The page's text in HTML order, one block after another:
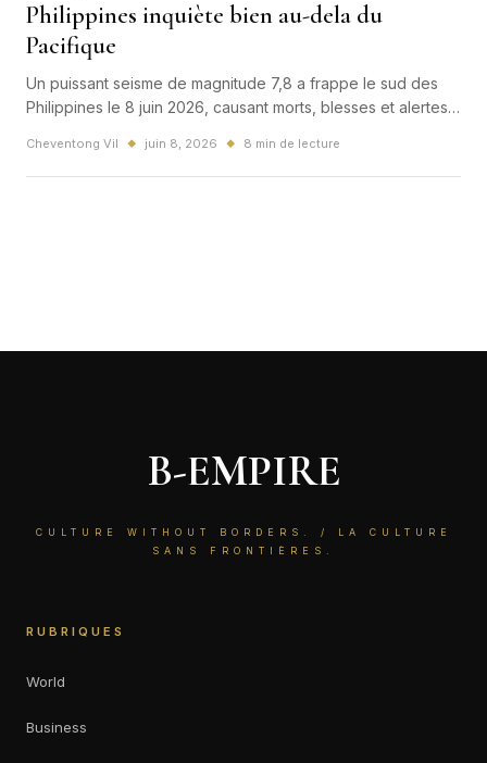
Philippines inquiète bien au-dela du
Pacifique
Un puissant seisme de magnitude 7,8 a frappe le sud des
Philippines le 8 juin 2026, causant morts, blesses et alertes
Cheventong Vil ◆ juin 8, 2026 ◆ 8 min de lecture
B-EMPIRE
CULTURE WITHOUT BORDERS. / LA CULTURE
SANS FRONTIÈRES.
RUBRIQUES
World
Business